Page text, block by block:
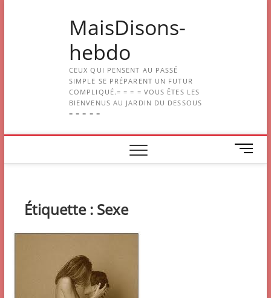
MaisDisons-
hebdo
CEUX QUI PENSENT AU PASSÉ
SIMPLE SE PRÉPARENT UN FUTUR
COMPLIQUÉ.= = = = VOUS ÊTES LES
BIENVENUS AU JARDIN DU DESSOUS
= = = = =
M
e
Étiquette : Sexe